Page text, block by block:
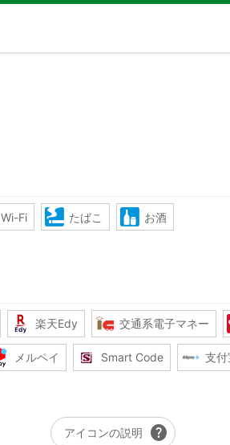
Wi-Fi たばこ お酒
楽天Edy 交通系電子マネー
メルペイ Smart Code 支
アイコンの説明 help